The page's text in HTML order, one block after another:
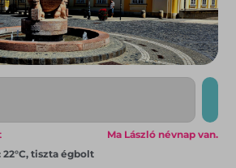
Ma László névnap van.
tiszta égbolt